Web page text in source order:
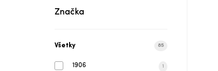
Fishing Vodka Smooth
Značka
Všetky 85
1906 1